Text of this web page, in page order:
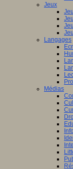
Jeux
Langages
Médias